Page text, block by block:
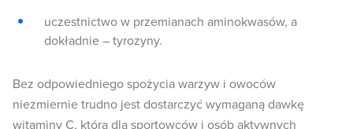
uczestnictwo w przemianach aminokwasów, a
dokładnie – tyrozyny.
Bez odpowiedniego spożycia warzyw i owoców
niezmiernie trudno jest dostarczyć wymaganą dawkę
witaminy C, która dla sportowców i osób aktywnych